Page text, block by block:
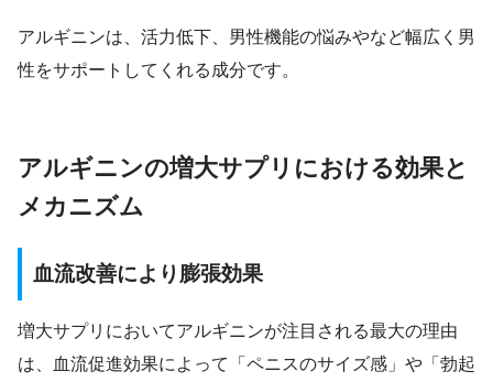
アルギニンは、活力低下、男性機能の悩みやなど幅広く男
性をサポートしてくれる成分です。
アルギニンの増大サプリにおける効果と
メカニズム
血流改善により膨張効果
増大サプリにおいてアルギニンが注目される最大の理由
は、血流促進効果によって「ペニスのサイズ感」や「勃起